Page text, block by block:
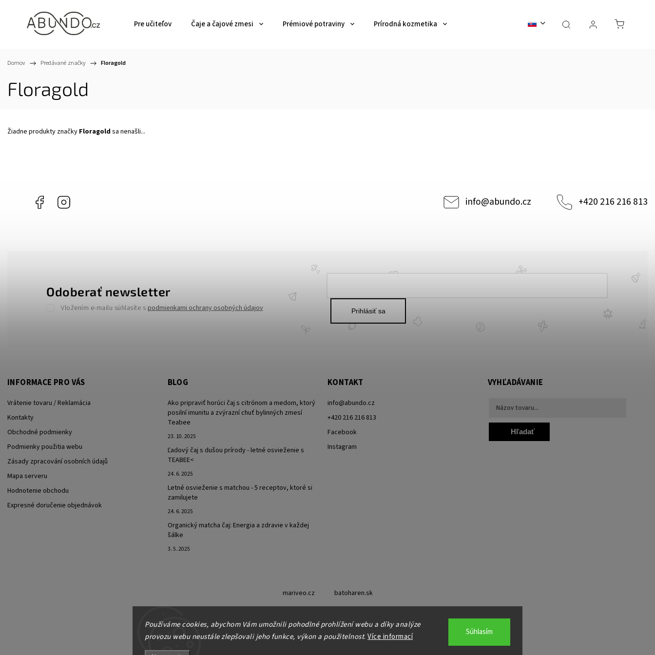
Používáme cookies, abychom Vám umožnili pohodlné prohlížení webu a díky analýze
provozu webu neustále zlepšovali jeho funkce, výkon a použitelnost. Více informací Súhlasím
Pre učiteľov Čaje a čajové zmesi Prémiové potraviny Prírodná kozmetika Sviečky Akcia
Domov / Predávané značky / Floragold
Floragold
Žiadne produkty značky Floragold sa nenašli...
Facebook info@abundo.cz +420 216 216 813
INFORMACE PRO VÁS
Vrátenie tovaru / Reklamácia
Kontakty
Obchodné podmienky
Podmienky použitia webu
Zásady zpracování osobních údajů
Mapa serveru
Hodnotenie obchodu
Expresné doručenie objednávok
Odoberať newsletter
Vložením e-mailu súhlasíte s podmienkami ochrany osobných údajov Prihlásiť sa
BLOG
Ako pripraviť horúci čaj s citrónom a medom, ktorý
posilní imunitu a zvýrazní chuť bylinných zmesí
Teabee
23. 10. 2025
Ľadový čaj s dušou prírody - letné osvieženie s
TEABEE<
24. 6. 2025
Letné osvieženie s matchou - 5 receptov, ktoré si
zamilujete
24. 6. 2025
Organický matcha čaj: Energia a zdravie v každej
šálke
3. 5. 2025
KONTAKT
info@abundo.cz
+420 216 216 813
Facebook
Instagram
VYHĽADÁVANIE
Hľadať
mariveo.cz batoharen.sk
Copyright 2019 - 2026Abundo.cz. Všetky práva vyhradené.
Upraviť nastavenie cookies